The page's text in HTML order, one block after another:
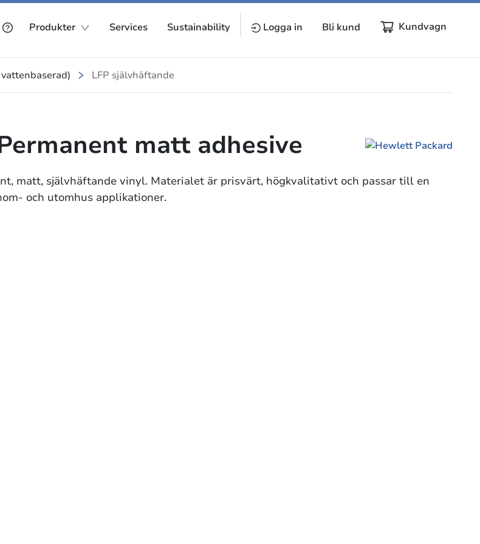
Produkter Services Sustainability Logga in Bli kund Kundvagn
LFP självhäftande
matt adhesive
matt, självhäftande vinyl. Materialet är prisvärt, högkvalitativt och passar till en
och utomhus applikationer.